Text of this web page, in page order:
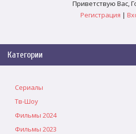
Приветствую Вас,
Регистрация |
Категории
Сериалы
Тв-Шоу
Фильмы 2024
Фильмы 2023